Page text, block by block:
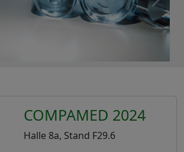
COMPAMED 2024
Halle 8a, Stand F29.6